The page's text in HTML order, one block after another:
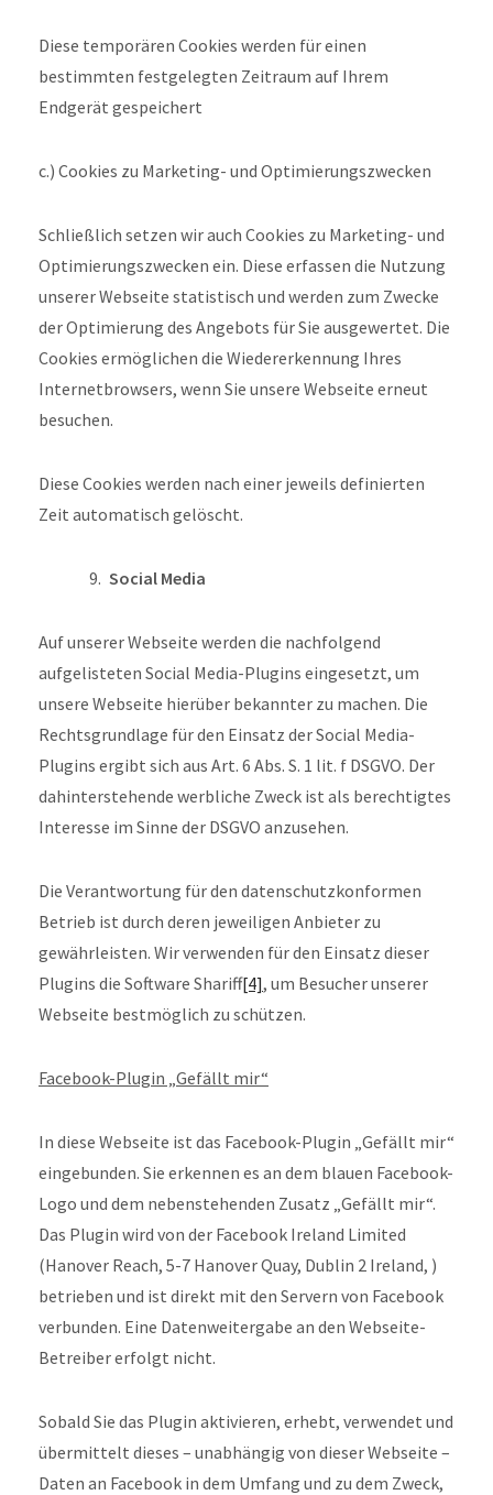
Diese temporären Cookies werden für einen
bestimmten festgelegten Zeitraum auf Ihrem
Endgerät gespeichert
c.) Cookies zu Marketing- und Optimierungszwecken
Schließlich setzen wir auch Cookies zu Marketing- und
Optimierungszwecken ein. Diese erfassen die Nutzung
unserer Webseite statistisch und werden zum Zwecke
der Optimierung des Angebots für Sie ausgewertet. Die
Cookies ermöglichen die Wiedererkennung Ihres
Internetbrowsers, wenn Sie unsere Webseite erneut
besuchen.
Diese Cookies werden nach einer jeweils definierten
Zeit automatisch gelöscht.
Social Media
Auf unserer Webseite werden die nachfolgend
aufgelisteten Social Media-Plugins eingesetzt, um
unsere Webseite hierüber bekannter zu machen. Die
Rechtsgrundlage für den Einsatz der Social Media-
Plugins ergibt sich aus Art. 6 Abs. S. 1 lit. f DSGVO. Der
dahinterstehende werbliche Zweck ist als berechtigtes
Interesse im Sinne der DSGVO anzusehen.
Die Verantwortung für den datenschutzkonformen
Betrieb ist durch deren jeweiligen Anbieter zu
gewährleisten. Wir verwenden für den Einsatz dieser
Plugins die Software Shariff[4], um Besucher unserer
Webseite bestmöglich zu schützen.
Facebook-Plugin „Gefällt mir“
In diese Webseite ist das Facebook-Plugin „Gefällt mir“
eingebunden. Sie erkennen es an dem blauen Facebook-
Logo und dem nebenstehenden Zusatz „Gefällt mir“.
Das Plugin wird von der Facebook Ireland Limited
(Hanover Reach, 5-7 Hanover Quay, Dublin 2 Ireland, )
betrieben und ist direkt mit den Servern von Facebook
verbunden. Eine Datenweitergabe an den Webseite-
Betreiber erfolgt nicht.
Sobald Sie das Plugin aktivieren, erhebt, verwendet und
übermittelt dieses – unabhängig von dieser Webseite –
Daten an Facebook in dem Umfang und zu dem Zweck,